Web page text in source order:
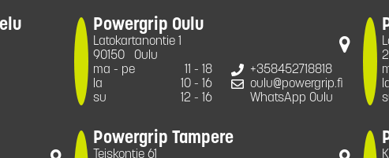
Powergrip Oulu
Latokartanontie 1
90150
Oulu
ma - pe
11 - 18
la
10 - 16
su
12 - 16
+358452718818
oulu@powergrip.fi
WhatsApp Oulu
Powergrip Tampere
Teiskontie 61